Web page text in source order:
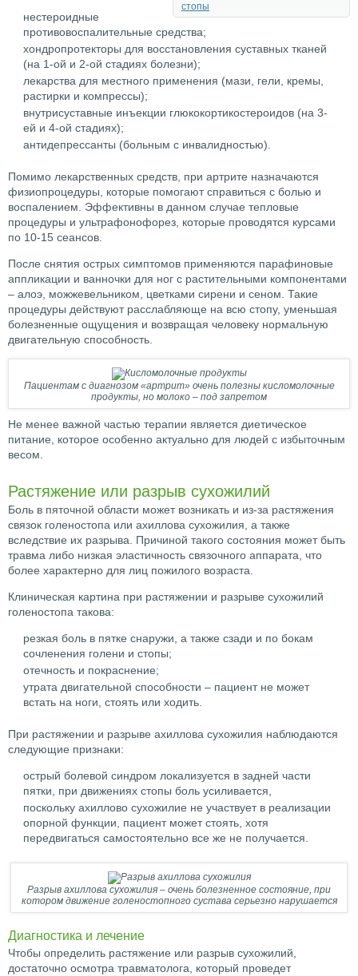
стопы
нестероидные
противовоспалительные средства;
хондропротекторы для восстановления суставных тканей
(на 1-ой и 2-ой стадиях болезни);
лекарства для местного применения (мази, гели, кремы,
растирки и компрессы);
внутрисуставные инъекции глюкокортикостероидов (на 3-
ей и 4-ой стадиях);
антидепрессанты (больным с инвалидностью).
Помимо лекарственных средств, при артрите назначаются
физиопроцедуры, которые помогают справиться с болью и
воспалением. Эффективны в данном случае тепловые
процедуры и ультрафонофорез, которые проводятся курсами
по 10-15 сеансов.
После снятия острых симптомов применяются парафиновые
аппликации и ванночки для ног с растительными компонентами
– алоэ, можжевельником, цветками сирени и сеном. Такие
процедуры действуют расслабляюще на всю стопу, уменьшая
болезненные ощущения и возвращая человеку нормальную
двигательную способность.
Пациентам с диагнозом «артрит» очень полезны кисломолочные
продукты, но молоко – под запретом
Не менее важной частью терапии является диетическое
питание, которое особенно актуально для людей с избыточным
весом.
Растяжение или разрыв сухожилий
Боль в пяточной области может возникать и из-за растяжения
связок голеностопа или ахиллова сухожилия, а также
вследствие их разрыва. Причиной такого состояния может быть
травма либо низкая эластичность связочного аппарата, что
более характерно для лиц пожилого возраста.
Клиническая картина при растяжении и разрыве сухожилий
голеностопа такова:
резкая боль в пятке снаружи, а также сзади и по бокам
сочленения голени и стопы;
отечность и покраснение;
утрата двигательной способности – пациент не может
встать на ноги, стоять или ходить.
При растяжении и разрыве ахиллова сухожилия наблюдаются
следующие признаки:
острый болевой синдром локализуется в задней части
пятки, при движениях стопы боль усиливается,
поскольку ахиллово сухожилие не участвует в реализации
опорной функции, пациент может стоять, хотя
передвигаться самостоятельно все же не получается.
Разрыв ахиллова сухожилия – очень болезненное состояние, при
котором движение голеностопного сустава серьезно нарушается
Диагностика и лечение
Чтобы определить растяжение или разрыв сухожилий,
достаточно осмотра травматолога, который проведет